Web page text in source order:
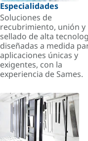
Especialidades
Soluciones de
recubrimiento, unión y
sellado de alta
diseñadas a medida
aplicaciones únicas y
exigentes, con la
experiencia de Sames.